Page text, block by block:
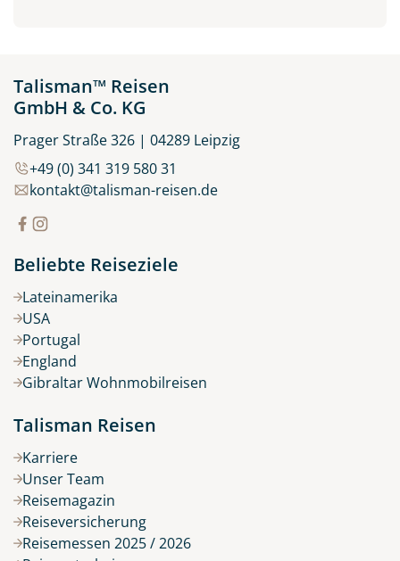
Talisman™ Reisen
GmbH & Co. KG
Prager Straße 326 | 04289 Leipzig
+49 (0) 341 319 580 31
kontakt@talisman-reisen.de
Beliebte Reiseziele
Lateinamerika
USA
Portugal
England
Gibraltar Wohnmobilreisen
Talisman Reisen
Karriere
Unser Team
Reisemagazin
Reiseversicherung
Reisemessen 2025 / 2026